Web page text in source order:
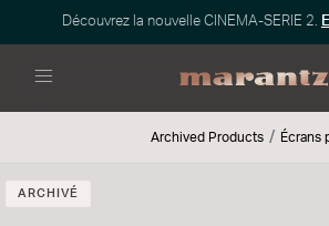
Découvrez la nouvelle CINEMA-SERIE 2.
Archived Products Écrans
ARCHIVÉ